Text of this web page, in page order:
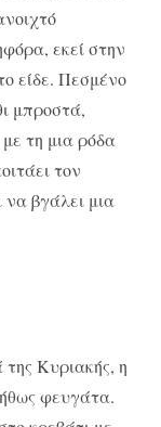
εκεί στην
είδε. Πεσμένο
μπροστά,
τη μια ρόδα
τον
βγάλει μια
Κυριακής, η
φευγάτα.